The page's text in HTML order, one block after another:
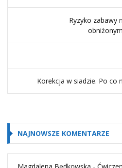
Ryzyko zabawy
Korekcja w siadzie. Po co
NAJNOWSZE KOMENTARZE
Magdalena Będkowska -